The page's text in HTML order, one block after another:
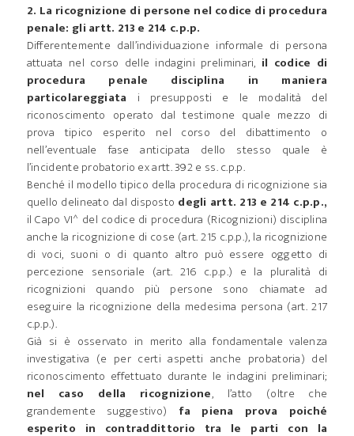
2. La ricognizione di persone nel codice di procedura
penale: gli artt. 213 e 214 c.p.p.
Differentemente dall’individuazione informale di persona
attuata nel corso delle indagini preliminari, il codice di
procedura penale disciplina in maniera
particolareggiata i presupposti e le modalità del
riconoscimento operato dal testimone quale mezzo di
prova tipico esperito nel corso del dibattimento o
nell’eventuale fase anticipata dello stesso quale è
l’incidente probatorio ex artt. 392 e ss. c.p.p.
Benché il modello tipico della procedura di ricognizione sia
quello delineato dal disposto degli artt. 213 e 214 c.p.p.,
il Capo VI^ del codice di procedura (Ricognizioni) disciplina
anche la ricognizione di cose (art. 215 c.p.p.), la ricognizione
di voci, suoni o di quanto altro può essere oggetto di
percezione sensoriale (art. 216 c.p.p.) e la pluralità di
ricognizioni quando più persone sono chiamate ad
eseguire la ricognizione della medesima persona (art. 217
c.p.p.).
Già si è osservato in merito alla fondamentale valenza
investigativa (e per certi aspetti anche probatoria) del
riconoscimento effettuato durante le indagini preliminari;
nel caso della ricognizione, l’atto (oltre che
grandemente suggestivo) fa piena prova poiché
esperito in contraddittorio tra le parti con la